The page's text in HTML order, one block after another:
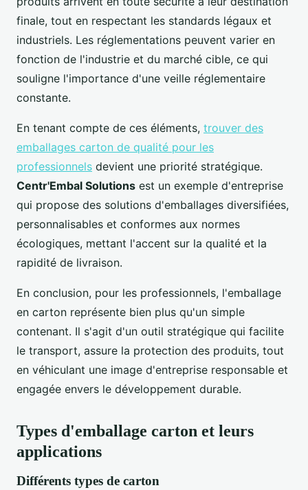
finale, tout en respectant les standards légaux et
industriels. Les réglementations peuvent varier en
fonction de l'industrie et du marché cible, ce qui
souligne l'importance d'une veille réglementaire
constante.
En tenant compte de ces éléments, trouver des
emballages carton de qualité pour les
professionnels devient une priorité stratégique.
Centr'Embal Solutions est un exemple d'entreprise
qui propose des solutions d'emballages diversifiées,
personnalisables et conformes aux normes
écologiques, mettant l'accent sur la qualité et la
rapidité de livraison.
En conclusion, pour les professionnels, l'emballage
en carton représente bien plus qu'un simple
contenant. Il s'agit d'un outil stratégique qui facilite
le transport, assure la protection des produits, tout
en véhiculant une image d'entreprise responsable et
engagée envers le développement durable.
Types d'emballage carton et leurs
applications
Différents types de carton